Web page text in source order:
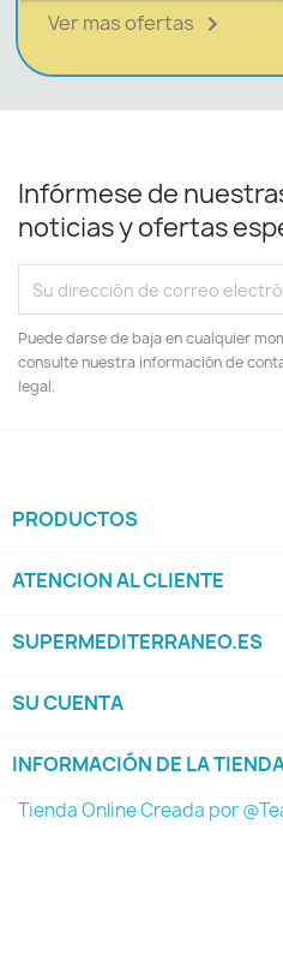
Ver mas ofertas 
Infórmese de
noticias y ofertas
Puede darse de baja en cualquier
consulte nuestra información de
legal.
PRODUCTOS
ATENCION AL CLIENTE
SUPERMEDITERRANEO.ES
SU CUENTA
INFORMACIÓN DE LA
Tienda Online Creada por